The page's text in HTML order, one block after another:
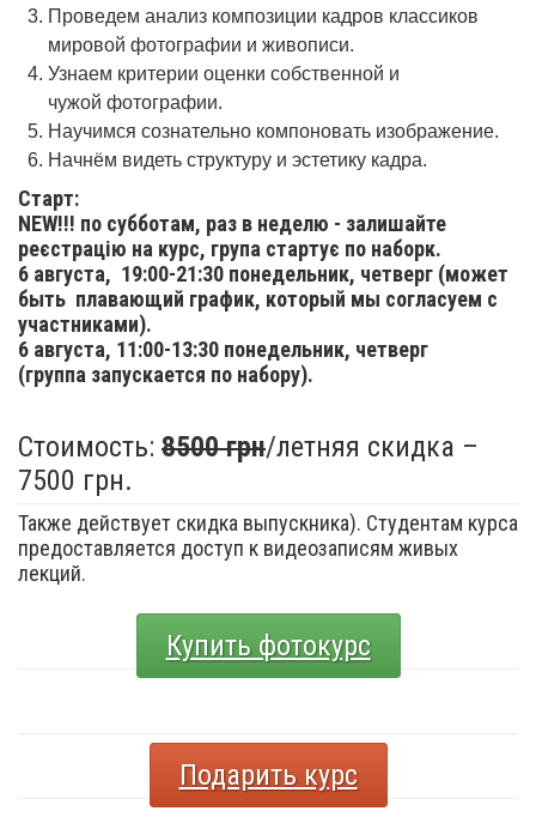
Проведем анализ композиции кадров классиков
мировой фотографии и живописи.
Узнаем критерии оценки собственной и
чужой фотографии.
Научимся сознательно компоновать изображение.
Начнём видеть структуру и эстетику кадра.
Старт:
NEW!!! по субботам, раз в неделю - залишайте
реєстрацію на курс, група стартує по наборк.
6 августа, 19:00-21:30 понедельник, четверг (может
быть плавающий график, который мы согласуем с
участниками).
6 августа, 11:00-13:30 понедельник, четверг
(группа запускается по набору).
Стоимость: 8500 грн/летняя скидка –
7500 грн.
Также действует скидка выпускника). Студентам курса
предоставляется доступ к видеозаписям живых
лекций.
Купить фотокурс
Подарить курс